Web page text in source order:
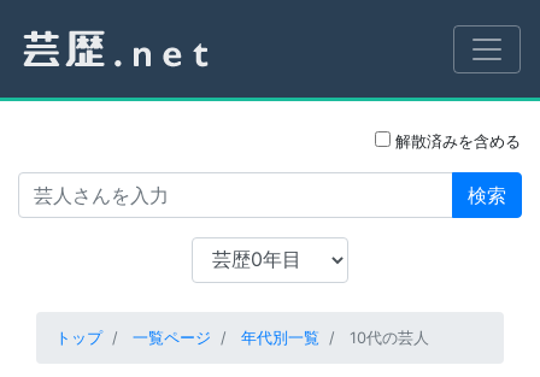
解散済みを含める
検索
トップ 一覧ページ 年代別一覧 10代の芸人